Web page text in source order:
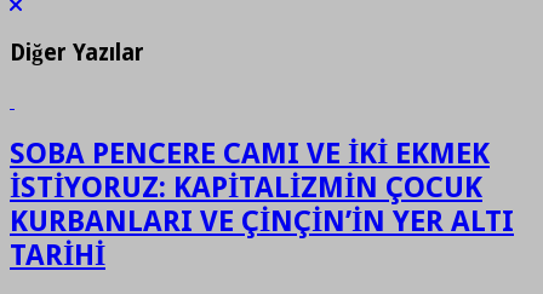
Diğer Yazılar
SOBA PENCERE CAMI VE İKİ EKMEK
İSTİYORUZ: KAPİTALİZMİN ÇOCUK
KURBANLARI VE ÇİNÇİN’İN YER ALTI
TARİHİ